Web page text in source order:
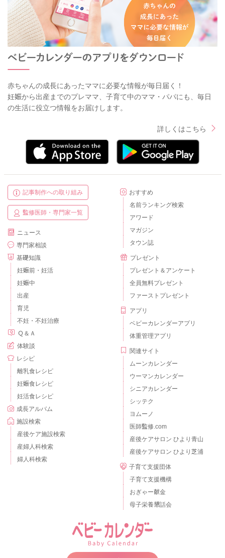
赤ちゃんの成長にあったママに必要な情報が毎日届く！
妊娠から出産までのプレママ、子育て中のママ・パパにも、毎日
の生活に役立つ情報をお届けします。
詳しくはこちら
記事制作への取り組み
監修医師・専門家一覧
ニュース
専門家相談
基礎知識
妊娠前・妊活
妊娠中
出産
育児
不妊・不妊治療
Ｑ＆Ａ
体験談
レシピ
離乳食レシピ
妊娠食レシピ
妊活食レシピ
成長アルバム
施設検索
産後ケア施設検索
産婦人科検索
婦人科検索
おすすめ
名前ランキング検索
アワード
マガジン
タウン誌
プレゼント
プレゼント＆アンケート
全員無料プレゼント
ファーストプレゼント
アプリ
ベビーカレンダーアプリ
体重管理アプリ
関連サイト
ムーンカレンダー
ウーマンカレンダー
シニアカレンダー
シッテク
ヨムーノ
医師監修.com
産後ケアサロン ひより青山
産後ケアサロン ひより芝浦
子育て支援団体
子育て支援機構
おぎゃー献金
母子栄養懇話会